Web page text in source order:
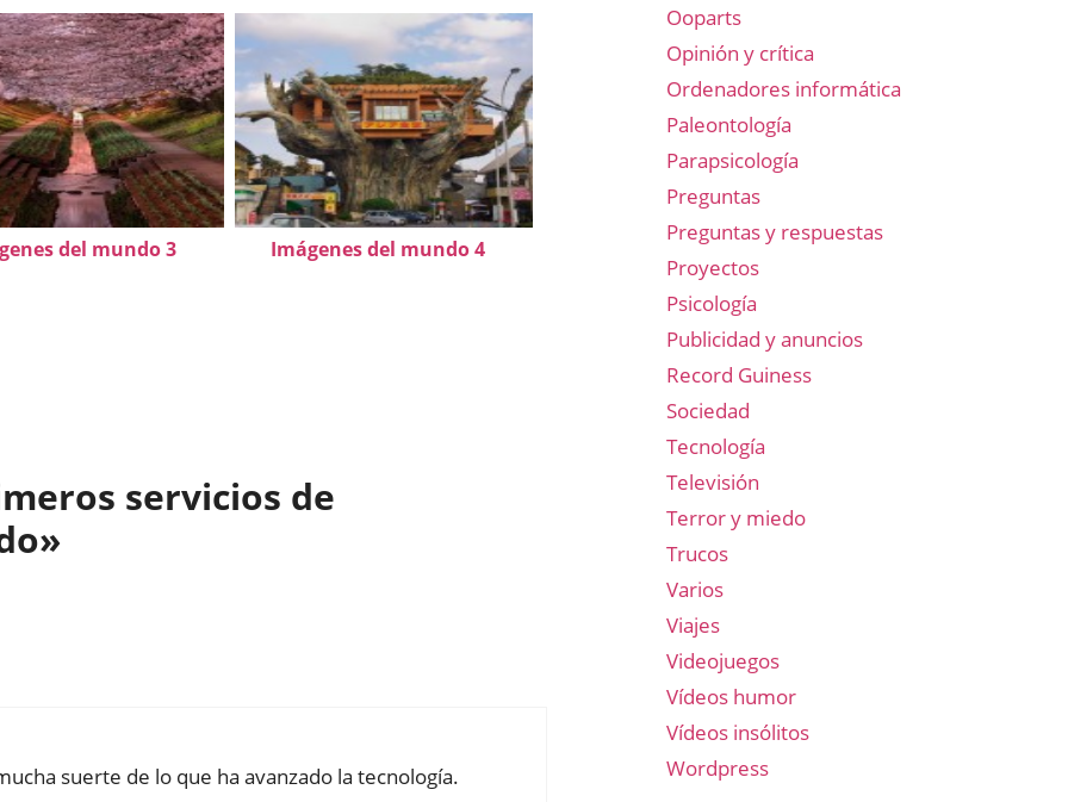
del mundo 3 Imágenes del mundo 4
servicios de
suerte de lo que ha avanzado la tecnología.
Ooparts
Opinión y crítica
Ordenadores informática
Paleontología
Parapsicología
Preguntas
Preguntas y respuestas
Proyectos
Psicología
Publicidad y anuncios
Record Guiness
Sociedad
Tecnología
Televisión
Terror y miedo
Trucos
Varios
Viajes
Videojuegos
Vídeos humor
Vídeos insólitos
Wordpress